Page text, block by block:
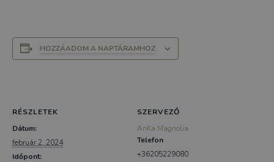
HOZZÁADOM A NAPTÁRAMHOZ
RÉSZLETEK
Dátum:
február 2, 2024
Időpont:
SZERVEZŐ
AnKa Magnolia
Telefon
+36205229080